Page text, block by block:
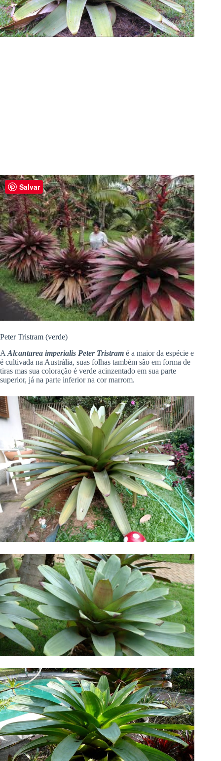
Peter Tristram (verde)
A Alcantarea imperialis Peter Tristram é a maior da espécie e
é cultivada na Austrália, suas folhas também são em forma de
tiras mas sua coloração é verde acinzentado em sua parte
superior, já na parte inferior na cor marrom.
Salvar